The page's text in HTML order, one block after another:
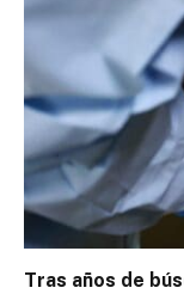
Tras años de